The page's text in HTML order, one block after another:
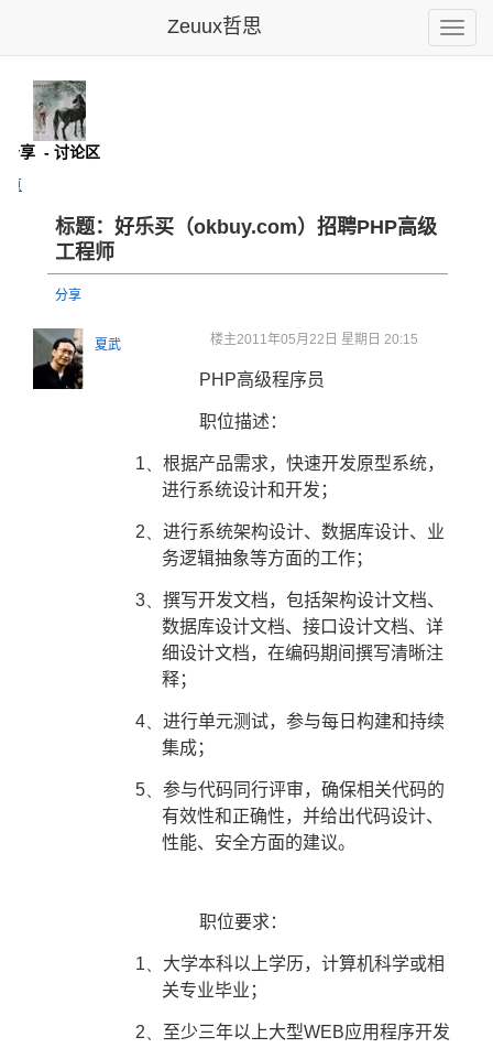
Toggle
Zeuux哲思
分享 - 讨论区
页
标题：好乐买（okbuy.com）招聘PHP高级
工程师
分享
夏武 楼主2011年05月22日 星期日 20:15
PHP高级程序员
职位描述：
1、 根据产品需求，快速开发原型系统，
进行系统设计和开发；
2、 进行系统架构设计、数据库设计、业
务逻辑抽象等方面的工作；
3、 撰写开发文档，包括架构设计文档、
数据库设计文档、接口设计文档、详
细设计文档，在编码期间撰写清晰注
释；
4、 进行单元测试，参与每日构建和持续
集成；
5、 参与代码同行评审，确保相关代码的
有效性和正确性，并给出代码设计、
性能、安全方面的建议。
职位要求：
1、 大学本科以上学历，计算机科学或相
关专业毕业；
2、 至少三年以上大型WEB应用程序开发